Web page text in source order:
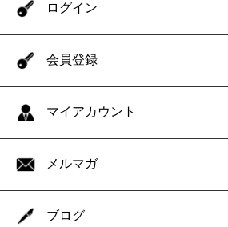
ログイン
会員登録
マイアカウント
メルマガ
ブログ